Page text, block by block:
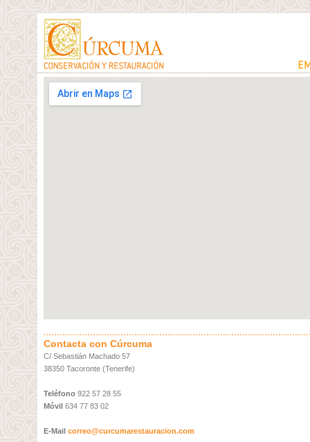
Contacta con Cúrcuma
C/ Sebastián Machado 57
38350 Tacoronte (Tenerife)
Teléfono 922 57 28 55
Móvil 634 77 83 02
E-Mail correo@curcumarestauracion.com